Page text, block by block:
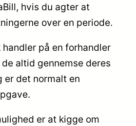
hvis du agter at
over en periode.
på en forhandler
altid gennemse deres
er det normalt en
er at kigge om